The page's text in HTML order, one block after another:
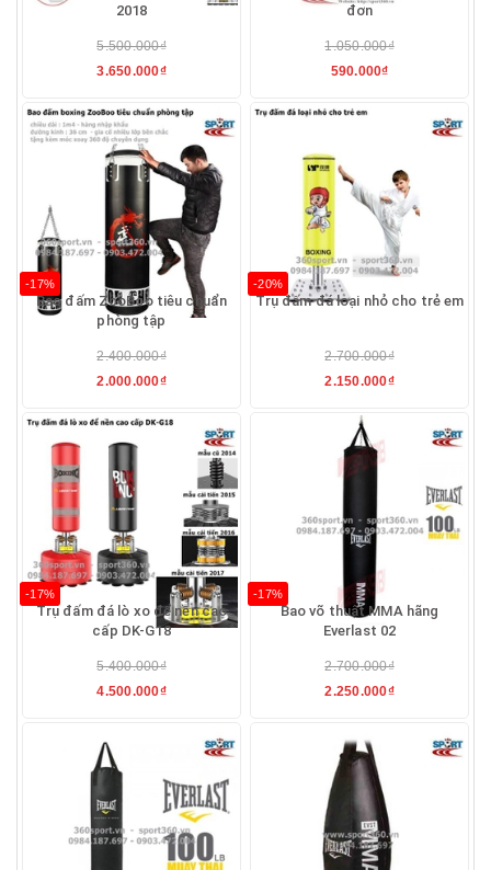
2018
5.500.000₫
3.650.000₫
đơn
1.050.000₫
590.000₫
-17%
Bao đấm ZooBoo tiêu chuẩn
phòng tập
2.400.000₫
2.000.000₫
-20%
Trụ đấm đá loại nhỏ cho trẻ em
2.700.000₫
2.150.000₫
-17%
Trụ đấm đá lò xo để nền cao
cấp DK-G18
5.400.000₫
4.500.000₫
-17%
Bao võ thuật MMA hãng
Everlast 02
2.700.000₫
2.250.000₫